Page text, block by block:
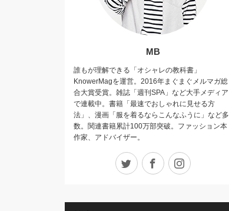
MB
誰もが理解できる「オシャレの教科書」
KnowerMagを運営。2016年まぐまぐメルマガ総
合大賞受賞。雑誌「週刊SPA」など大手メディア
で連載中。書籍「最速でおしゃれに見せる方
法」、漫画「服を着るならこんなふうに」など多
数。関連書籍累計100万部突破。ファッション本
作家、アドバイザー。
Twitter Facebook